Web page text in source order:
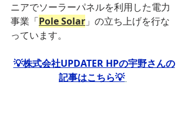
ニアでソーラーパネルを利用した電力
事業「Pole Solar 」の立ち上げを行な
っています。
💡株式会社UPDATER HPの宇野さんの
記事はこちら💡